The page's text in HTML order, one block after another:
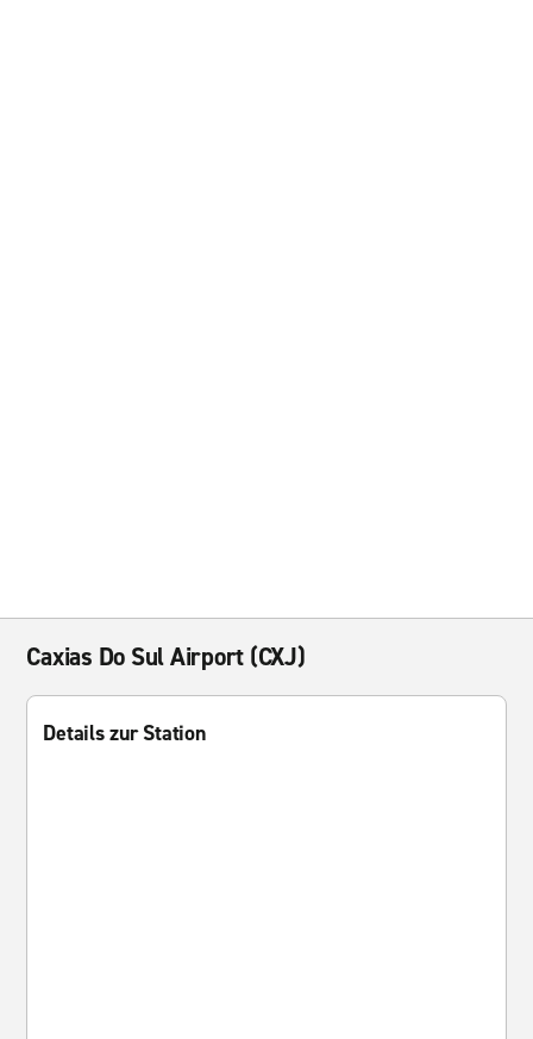
Caxias Do Sul Airport (CXJ)
Details zur Station